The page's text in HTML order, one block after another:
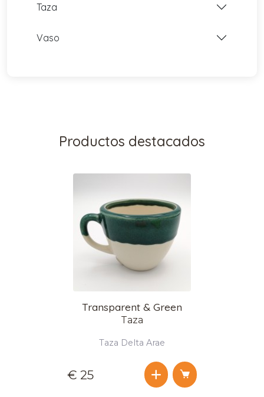
Taza
Vaso
Productos destacados
Transparent & Green
Taza
Taza Delta Arae
€ 25